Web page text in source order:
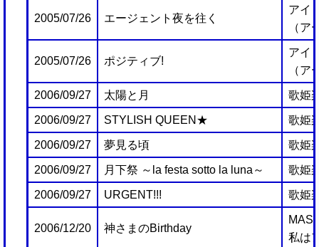
2005/07/26 エージェント夜を往く
アイ
（ア
2005/07/26 ポジティブ!
アイ
（ア
2006/09/27 太陽と月 歌姫
2006/09/27 STYLISH QUEEN★ 歌姫
2006/09/27 夢見る頃 歌姫
2006/09/27 月下祭 ～la festa sotto la luna～ 歌姫
2006/09/27 URGENT!!! 歌姫
2006/12/20 神さまのBirthday
私は